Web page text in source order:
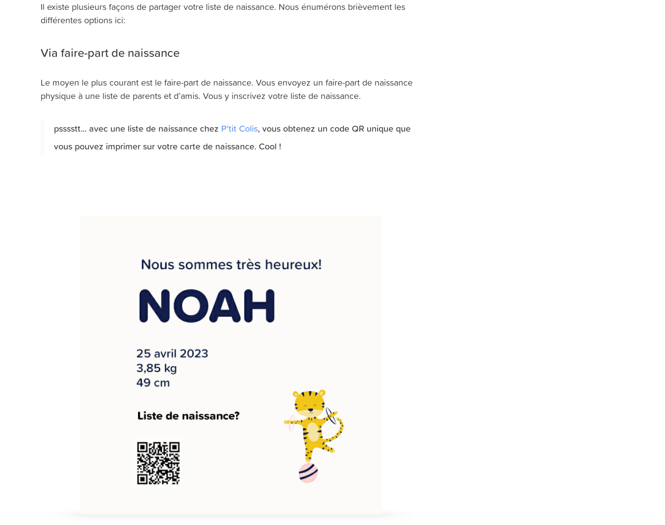
Il existe plusieurs façons de partager votre liste de naissance. Nous énumérons brièvement les
différentes options ici:
Via faire-part de naissance
Le moyen le plus courant est le faire-part de naissance. Vous envoyez un faire-part de naissance
physique à une liste de parents et d’amis. Vous y inscrivez votre liste de naissance.
psssstt... avec une liste de naissance chez P'tit Colis, vous obtenez un code QR unique que
vous pouvez imprimer sur votre carte de naissance. Cool !